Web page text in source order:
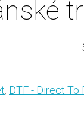
, DTF - Direct To